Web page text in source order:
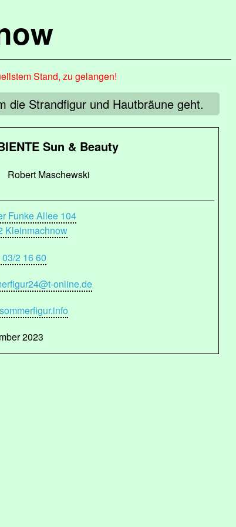
Stand, zu gelangen!
die Strandfigur und Hautbräune geht.
Sun & Beauty
Robert Maschewski
Funke Allee 104
Kleinmachnow
2 16 60
online.de
2023